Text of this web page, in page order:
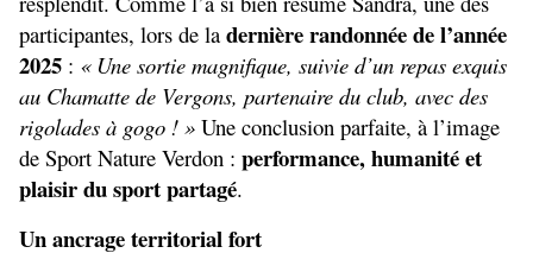
participantes, lors de la dernière randonnée de l’année
2025 : « Une sortie magnifique, suivie d’un repas exquis
au Chamatte de Vergons, partenaire du club, avec des
rigolades à gogo ! » Une conclusion parfaite, à l’image
de Sport Nature Verdon : performance, humanité et
plaisir du sport partagé.
Un ancrage territorial fort